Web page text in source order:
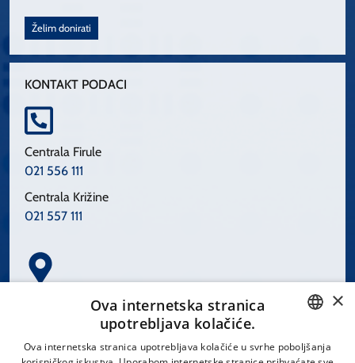
Želim donirati
KONTAKT PODACI
Centrala Firule
021 556 111
Centrala Križine
021 557 111
Spinčićeva 1, 21000 Split
CROATIAN
×
Ova internetska stranica
upotrebljava kolačiće.
Ova internetska stranica upotrebljava kolačiće u svrhe poboljšanja